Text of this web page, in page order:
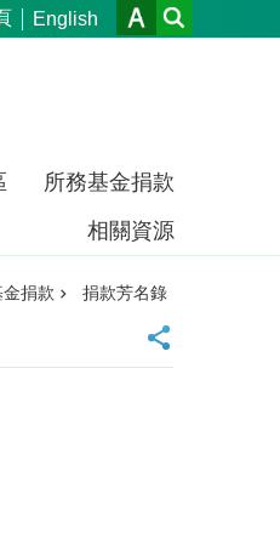
English
所務基金捐款
相關資源
捐款 捐款芳名錄